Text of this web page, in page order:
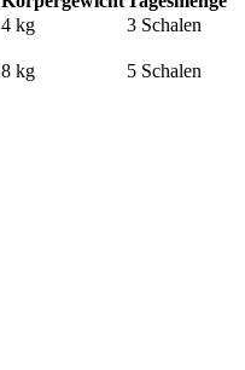
4 kg 3 Schalen
8 kg 5 Schalen